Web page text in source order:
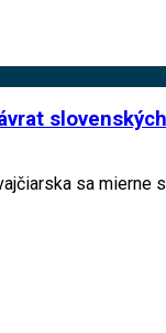
sa mierne